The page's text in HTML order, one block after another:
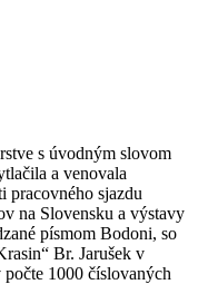
s úvodným slovom
a venovala
pracovného sjazdu
na Slovensku a výstavy
písmom Bodoni, so
Br. Jarušek v
1000 číslovaných